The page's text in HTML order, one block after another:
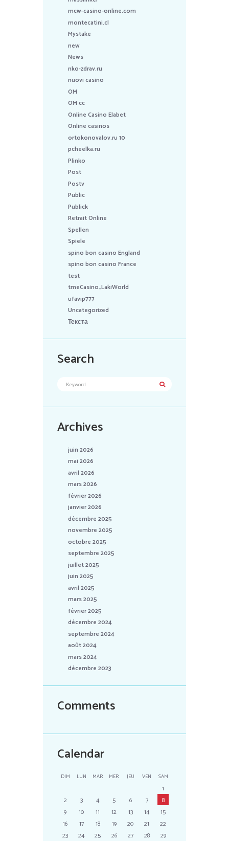
mcw-casino-online.com
montecatini.cl
Mystake
new
News
nko-zdrav.ru
nuovi casino
OM
OM cc
Online Casino Elabet
Online casinos
ortokonovalov.ru 10
pcheelka.ru
Plinko
Post
Postv
Public
Publick
Retrait Online
Spellen
Spiele
spino bon casino England
spino bon casino France
test
tmeCasino_LakiWorld
ufavip777
Uncategorized
Текста
Search
Archives
juin 2026
mai 2026
avril 2026
mars 2026
février 2026
janvier 2026
décembre 2025
novembre 2025
octobre 2025
septembre 2025
juillet 2025
juin 2025
avril 2025
mars 2025
février 2025
décembre 2024
septembre 2024
août 2024
mars 2024
décembre 2023
Comments
Calendar
DIM LUN MAR MER JEU VEN SAM
1
2
3 4 5 6 7
8
9
10 11 12 13 14
15
16
17 18 19 20 21
22
23
24 25 26 27 28
29